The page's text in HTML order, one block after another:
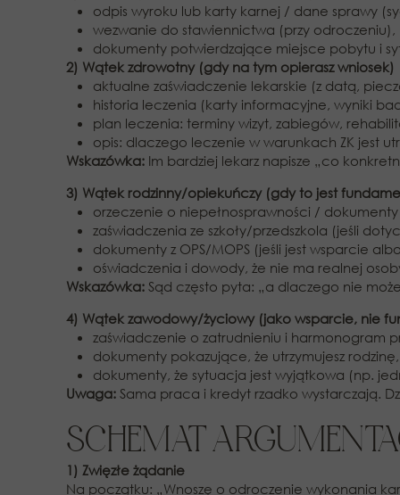
odpis wyroku lub karty karnej / dane sprawy
wezwanie do stawiennictwa (przy odroczeniu),
dokumenty potwierdzające miejsce pobytu i
2) Wątek zdrowotny (gdy na tym opierasz wniosek)
aktualne zaświadczenie lekarskie (z datą,
historia leczenia (karty informacyjne, wyniki
plan leczenia: terminy wizyt, zabiegów,
opis: dlaczego leczenie w warunkach ZK jest
Wskazówka: Im bardziej lekarz napisze „co
3) Wątek rodzinny/opiekuńczy (gdy to jest
orzeczenie o niepełnosprawności /
zaświadczenia ze szkoły/przedszkola (jeśli
dokumenty z OPS/MOPS (jeśli jest wsparcie
oświadczenia i dowody, że nie ma realnej
Wskazówka: Sąd często pyta: „a dlaczego nie
4) Wątek zawodowy/życiowy (jako wsparcie, nie
zaświadczenie o zatrudnieniu i harmonogram
dokumenty pokazujące, że utrzymujesz rodzinę,
dokumenty, że sytuacja jest wyjątkowa (np.
Uwaga: Sama praca i kredyt rzadko wystarczają.
SCHEMAT
1) Zwięzłe żądanie
Na początku: „Wnoszę o odroczenie wykonania